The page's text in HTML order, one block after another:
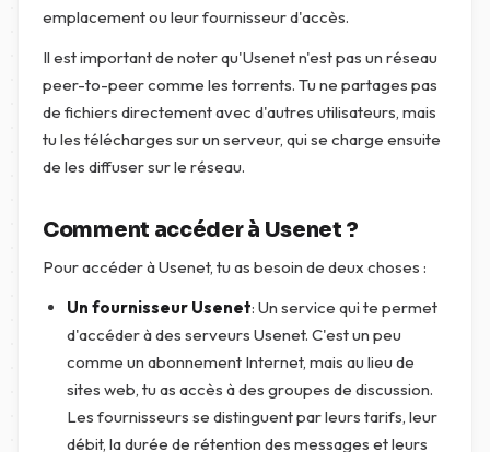
emplacement ou leur fournisseur d'accès.
Il est important de noter qu'Usenet n'est pas un réseau
peer-to-peer comme les torrents. Tu ne partages pas
de fichiers directement avec d'autres utilisateurs, mais
tu les télécharges sur un serveur, qui se charge ensuite
de les diffuser sur le réseau.
Comment accéder à Usenet ?
Pour accéder à Usenet, tu as besoin de deux choses :
Un fournisseur Usenet: Un service qui te permet
d'accéder à des serveurs Usenet. C'est un peu
comme un abonnement Internet, mais au lieu de
sites web, tu as accès à des groupes de discussion.
Les fournisseurs se distinguent par leurs tarifs, leur
débit, la durée de rétention des messages et leurs